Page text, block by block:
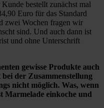
bestellt zunächst mal
Euro für das Standard
zwei Wochen fragen wir
sind. Und auch dann ist
und ohne Unterschrift
gewisse Produkte auch
der Zusammenstellung
nicht möglich. Was, wenn
Marmelade einkoche und